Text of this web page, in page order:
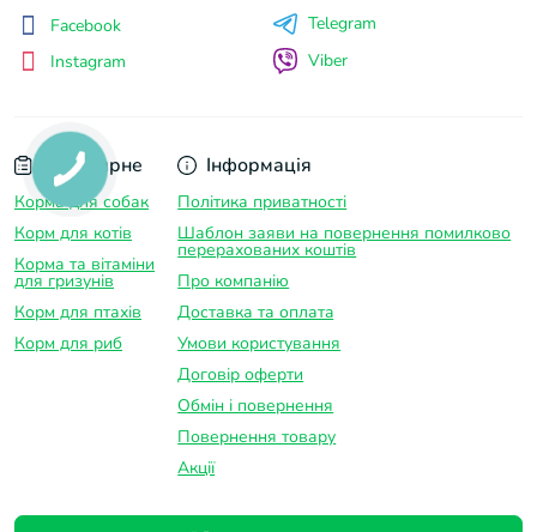
Популярне
Корма для собак
Корм для котів
Корма та вітаміни
для гризунів
Корм для птахів
Корм для риб
Інформація
Політика приватності
Шаблон заяви на повернення помилково
перерахованих коштів
Про компанію
Доставка та оплатa
Умови користування
Договір оферти
Обмін і повернення
Повернення товару
Акції
Facebook
Instagram
Telegram
Viber